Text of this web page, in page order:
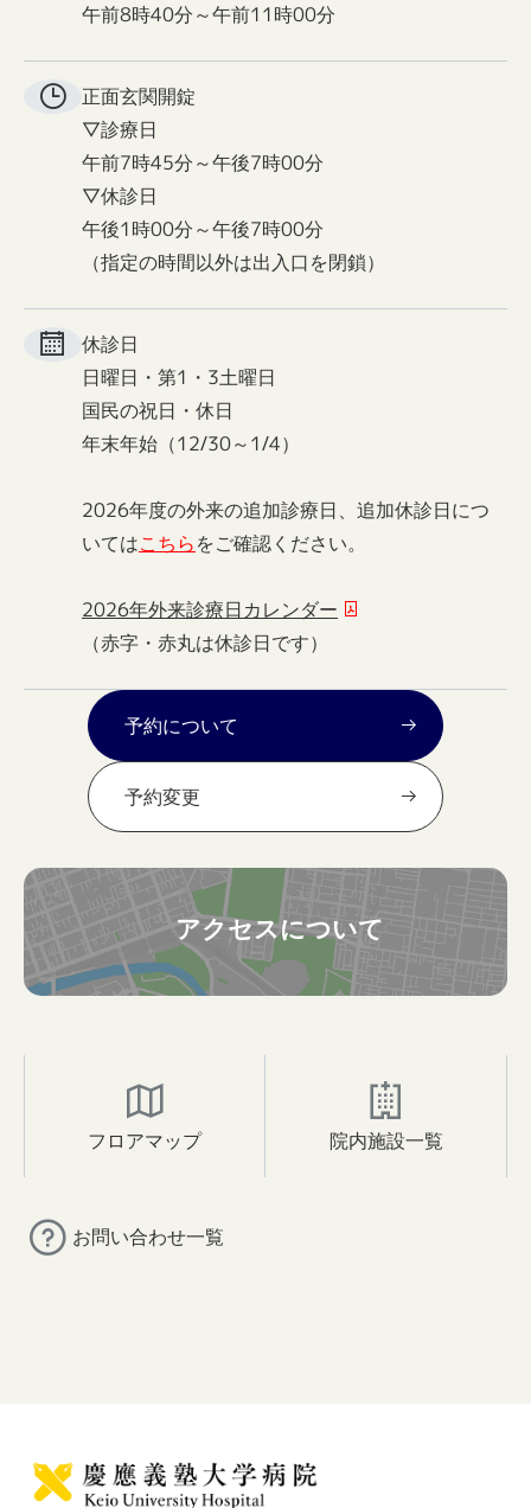
午前8時40分～午前11時00分
正面玄関開錠
▽診療日
午前7時45分～午後7時00分
▽休診日
午後1時00分～午後7時00分
（指定の時間以外は出入口を閉鎖）
休診日
日曜日・第1・3土曜日
国民の祝日・休日
年末年始（12/30～1/4）
2026年度の外来の追加診療日、追加休診日につ
いてはこちらをご確認ください。
2026年外来診療日カレンダー
（赤字・赤丸は休診日です）
予約について
予約変更
アクセスについて
フロアマップ 院内施設一覧
お問い合わせ一覧